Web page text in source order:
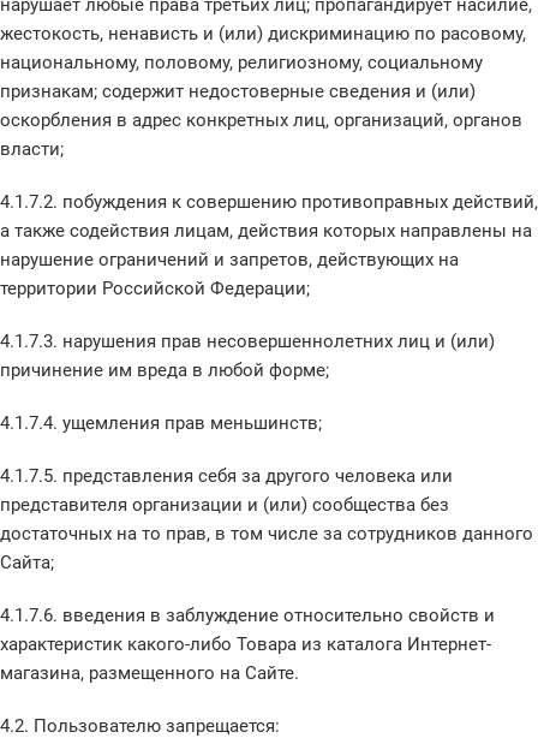
нарушает любые права третьих лиц; пропагандирует насилие,
жестокость, ненависть и (или) дискриминацию по расовому,
национальному, половому, религиозному, социальному
признакам; содержит недостоверные сведения и (или)
оскорбления в адрес конкретных лиц, организаций, органов
власти;
4.1.7.2. побуждения к совершению противоправных действий,
а также содействия лицам, действия которых направлены на
нарушение ограничений и запретов, действующих на
территории Российской Федерации;
4.1.7.3. нарушения прав несовершеннолетних лиц и (или)
причинение им вреда в любой форме;
4.1.7.4. ущемления прав меньшинств;
4.1.7.5. представления себя за другого человека или
представителя организации и (или) сообщества без
достаточных на то прав, в том числе за сотрудников данного
Сайта;
4.1.7.6. введения в заблуждение относительно свойств и
характеристик какого-либо Товара из каталога Интернет-
магазина, размещенного на Сайте.
4.2. Пользователю запрещается: